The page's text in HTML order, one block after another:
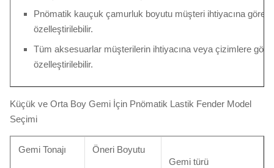
Pnömatik kauçuk çamurluk boyutu müşteri ihtiyacına göre
özelleştirilebilir.
Tüm aksesuarlar müşterilerin ihtiyacına veya çizimlere göre
özelleştirilebilir.
Küçük ve Orta Boy Gemi İçin Pnömatik Lastik Fender Model
Seçimi
Gemi Tonajı
Öneri Boyutu
Gemi türü